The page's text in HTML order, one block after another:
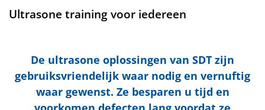
Ultrasone training voor iedereen
De ultrasone oplossingen van SDT zijn
gebruiksvriendelijk waar nodig en vernuftig
waar gewenst. Ze besparen u tijd en